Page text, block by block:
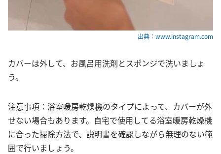
出典：www.instagram.com
カバーは外して、お風呂用洗剤とスポンジで洗いましょ
う。
注意事項：浴室暖房乾燥機のタイプによって、カバーが外
せない場合もあります。自宅で使用してる浴室暖房乾燥機
に合った掃除方法で、説明書を確認しながら無理のない範
囲で行いましょう。